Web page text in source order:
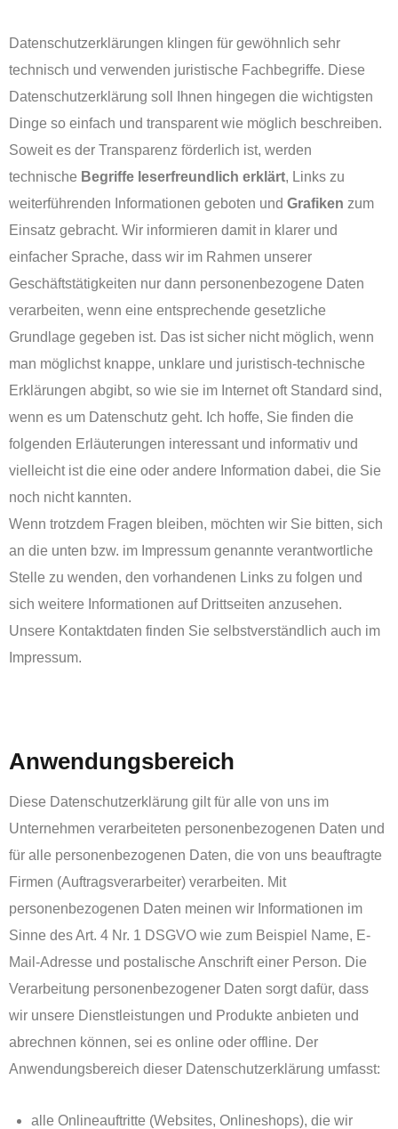
Datenschutzerklärungen klingen für gewöhnlich sehr
technisch und verwenden juristische Fachbegriffe. Diese
Datenschutzerklärung soll Ihnen hingegen die wichtigsten
Dinge so einfach und transparent wie möglich beschreiben.
Soweit es der Transparenz förderlich ist, werden
technische Begriffe leserfreundlich erklärt, Links zu
weiterführenden Informationen geboten und Grafiken zum
Einsatz gebracht. Wir informieren damit in klarer und
einfacher Sprache, dass wir im Rahmen unserer
Geschäftstätigkeiten nur dann personenbezogene Daten
verarbeiten, wenn eine entsprechende gesetzliche
Grundlage gegeben ist. Das ist sicher nicht möglich, wenn
man möglichst knappe, unklare und juristisch-technische
Erklärungen abgibt, so wie sie im Internet oft Standard sind,
wenn es um Datenschutz geht. Ich hoffe, Sie finden die
folgenden Erläuterungen interessant und informativ und
vielleicht ist die eine oder andere Information dabei, die Sie
noch nicht kannten.
Wenn trotzdem Fragen bleiben, möchten wir Sie bitten, sich
an die unten bzw. im Impressum genannte verantwortliche
Stelle zu wenden, den vorhandenen Links zu folgen und
sich weitere Informationen auf Drittseiten anzusehen.
Unsere Kontaktdaten finden Sie selbstverständlich auch im
Impressum.
Anwendungsbereich
Diese Datenschutzerklärung gilt für alle von uns im
Unternehmen verarbeiteten personenbezogenen Daten und
für alle personenbezogenen Daten, die von uns beauftragte
Firmen (Auftragsverarbeiter) verarbeiten. Mit
personenbezogenen Daten meinen wir Informationen im
Sinne des Art. 4 Nr. 1 DSGVO wie zum Beispiel Name, E-
Mail-Adresse und postalische Anschrift einer Person. Die
Verarbeitung personenbezogener Daten sorgt dafür, dass
wir unsere Dienstleistungen und Produkte anbieten und
abrechnen können, sei es online oder offline. Der
Anwendungsbereich dieser Datenschutzerklärung umfasst:
alle Onlineauftritte (Websites, Onlineshops), die wir